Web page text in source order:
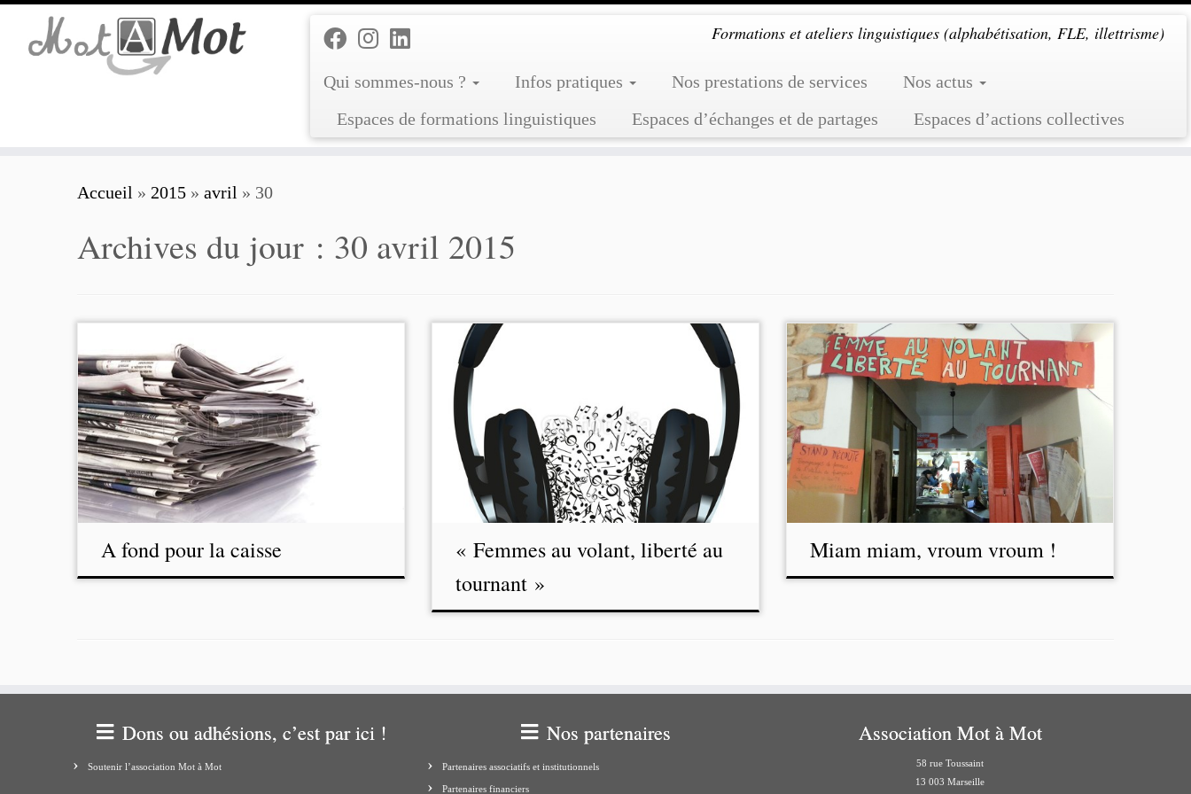
Formations et ateliers linguistiques (alphabétisation, FLE, illettrisme)
Qui sommes-nous ? Infos pratiques Nos prestations de services
Nos actus
Espaces de formations linguistiques
Espaces d’échanges et de partages Espaces d’actions collectives
Accueil » 2015 » avril » 30
Archives du jour : 30 avril 2015
A fond pour la caisse
« Femmes au volant, liberté au
tournant »
Miam miam, vroum vroum !
Dons ou adhésions, c’est par ici !
Soutenir l’association Mot à Mot
Nos partenaires
Partenaires associatifs et institutionnels
Partenaires financiers
Association Mot à Mot
58 rue Toussaint
13 003 Marseille